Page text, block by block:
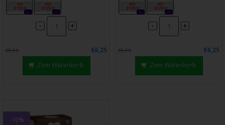
12mg
0x
18mg
0x
- +
€6,95
€6,25
Zum Warenkorb
12mg
0x
18mg
0x
- +
€6,95
€6,25
Zum Warenkorb
-10%